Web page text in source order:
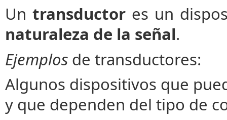
Un transductores un
naturaleza de la señal.
Ejemplos de transductores:
Algunos dispositivos que
y que dependen del tipo de